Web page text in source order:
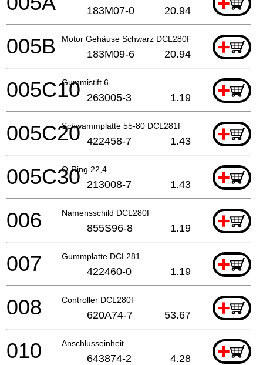
183M07-0 20.94
Motor Gehäuse Schwarz DCL280F +
005B 183M09-6 20.94
Gummistift 6 +
005C10 263005-3 1.19
Schwammplatte 55-80 DCL281F +
005C20 422458-7 1.43
O-Ring 22,4 +
005C30 213008-7 1.43
Namensschild DCL280F +
006 855S96-8 1.19
Gummplatte DCL281 +
007 422460-0 1.19
Controller DCL280F +
008 620A74-7 53.67
Anschlusseinheit +
010 643874-2 4.28